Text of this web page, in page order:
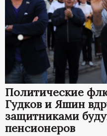
Политические
Гудков и Яшин
защитниками
пенсионеров